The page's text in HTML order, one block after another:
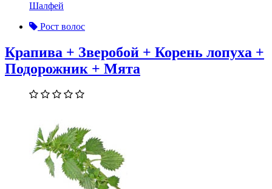
Шалфей
Рост волос
Крапива + Зверобой + Корень лопуха +
Подорожник + Мята